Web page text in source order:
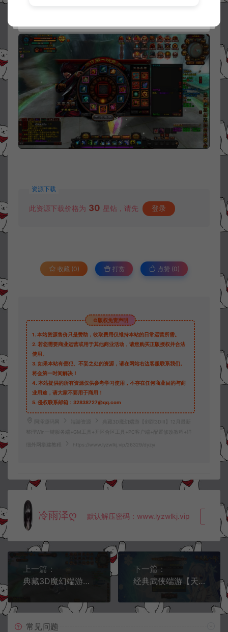
资源下载
此资源下载价格为 30 星钻，请先 登录
收藏 (0) 打赏 点赞 (0)
©版权免责声明
1. 本站资源售价只是赞助，收取费用仅维持本站的日常运营所需。
2. 若您需要商业运营或用于其他商业活动，请您购买正版授权并合法
使用。
3. 如果本站有侵犯、不妥之处的资源，请在网站右边客服联系我们。
将会第一时间解决！
4. 本站提供的所有资源仅供参考学习使用，不存在任何商业目的与商
业用途，请大家不要用于商用！
5. 侵权联系邮箱：32838727@qq.com
阿泽源码网 端游资源
典藏3D魔幻端游【剑踪3DⅢ】12月最新
整理Win一键服务端+GM工具+开区合区工具+PC客户端+配置修改教程+详
细外网搭建教程 https://www.lyzwlkj.vip/26329/dyzy/
冷雨泽ღ 默认解压密码：www.lyzwlkj.vip 复
上一篇：
典藏3D魔幻端游【剑踪3DⅡ】12月最新整理Win一键服务端+GM工具+开区合区工具+PC客户端+配置修改教程+详细外网搭建教程
下一篇：
经典武侠端游【天龙八部之完美万象归一第十版】12月最新整理Linux手工服务端+GM工具+PC客户端+详细搭建教程
常见问题